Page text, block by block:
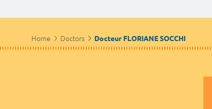
Home Doctors Docteur FLORIANE SOCCHI